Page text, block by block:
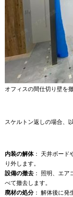
オフィスの間仕切り壁を
スケルトン返しの場合、
内装の解体： 天井ボード
り外します。
設備の撤去 ： 照明、エ
べて撤去します。
廃材の処分 ： 解体後に発